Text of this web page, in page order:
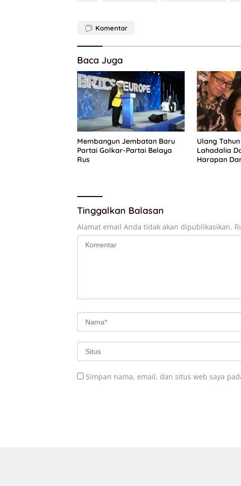
Komentar
Baca Juga
Membangun Jembatan Baru
Partai Golkar-Partai Belaya
Rus
Ulang
Lahadalia
Harapan
Tinggalkan Balasan
Alamat email Anda tidak akan dipublikasikan.
Simpan nama, email, dan situs web saya